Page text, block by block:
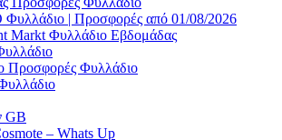
| Προσφορές από 01/08/2026
Markt Φυλλάδιο Εβδομάδας
Προσφορές Φυλλάδιο
GB
– Whats Up